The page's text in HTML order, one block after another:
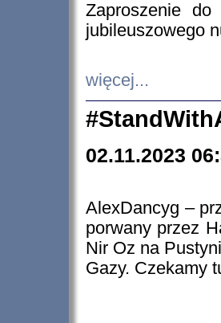
Zaproszenie do
jubileuszowego
więcej...
02.11.2023
AlexDancyg –
porwany przez
Nir Oz na
Gazy. Czekamy